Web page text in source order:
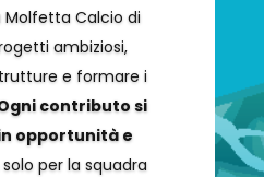
Molfetta Calcio di
ambiziosi,
e formare i
contributo si
opportunità e
per la squadra